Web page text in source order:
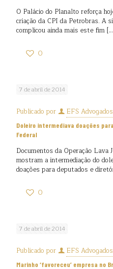
O Palácio do Planalto reforça
criação da CPI da Petrobras. A
complicou ainda mais este fim
0
7 de abril de 2014
Publicado por EFS
Doleiro intermediava doações
Federal
Documentos da Operação Lava
mostram a intermediação do
doações para deputados e
0
7 de abril de 2014
Publicado por EFS
Marinho ‘favoreceu’ empresa no